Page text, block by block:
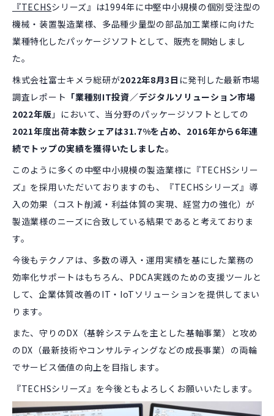
『TECHSシリーズ』は1994年に中堅中小規模の個別受注型の
機械・装置製造業様、多品種少量型の部品加工業様に向けた
業種特化したパッケージソフトとして、販売を開始しまし
た。
株式会社富士キメラ総研が2022年8月3 日 に発刊した最新市場
調査レポート 「業種別IT投資／デジタルソリューション市場
2022年版 」において、当分野のパッケージソフトとしての
2021年度出荷本数シェアは31.7%を占め、 2016年から 6年連
続でトップの実績を獲得いたしました。
このように多くの中堅中小規模の製造業様に『TECHSシリー
ズ』を採用いただいておりますのも、『TECHSシリーズ』導
入の効果（コスト削減・利益体質の実現、経営力の強化）が
製造業様のニーズに合致している結果であると考えておりま
す。
今後もテクノアは、多数の導入・運用実績を基にした業務の
効率化サポートはもちろん、PDCA実践のための支援ツールと
して、企業体質改善のIT・IoTソリューションを提供してまい
ります。
また、守りのDX（基幹システムを主とした基軸事業）と攻め
のDX（最新技術やコンサルティングなどの成長事業）の両輪
でサービス価値の向上を目指します。
『TECHSシリーズ』を今後ともよろしくお願いいたします。